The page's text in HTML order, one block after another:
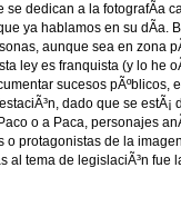
dedican a la fotografÃ­a
ya hablamos en su dÃ­a.
aunque sea en zona
ley es franquista (y lo he
sucesos pÃºblicos,
dado que se estÃ¡
o a Paca, personajes
o protagonistas de la
al tema de legislaciÃ³n fue